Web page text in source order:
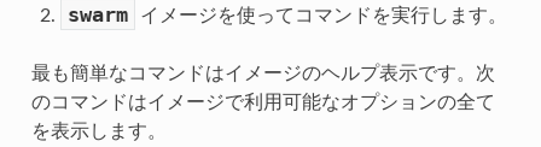
swarm イメージを使ってコマンドを実行します。
最も簡単なコマンドはイメージのヘルプ表示です。次
のコマンドはイメージで利用可能なオプションの全て
を表示します。